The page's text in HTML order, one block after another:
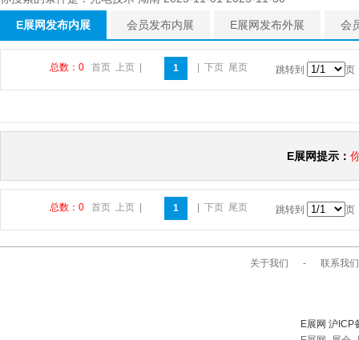
E展网发布内展 会员发布内展 E展网发布外展 会
总数：0 首页 上页 1 下页 尾页 跳转到 页
E展网提示：
总数：0 首页 上页 1 下页 尾页 跳转到 页
关于我们 - 联系我们
E展网 沪